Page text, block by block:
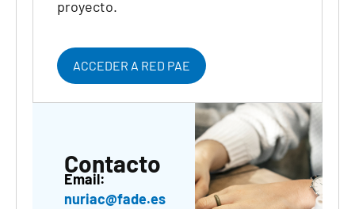
proyecto.
ACCEDER A RED PAE
Contacto
Email:
nuriac@fade.es